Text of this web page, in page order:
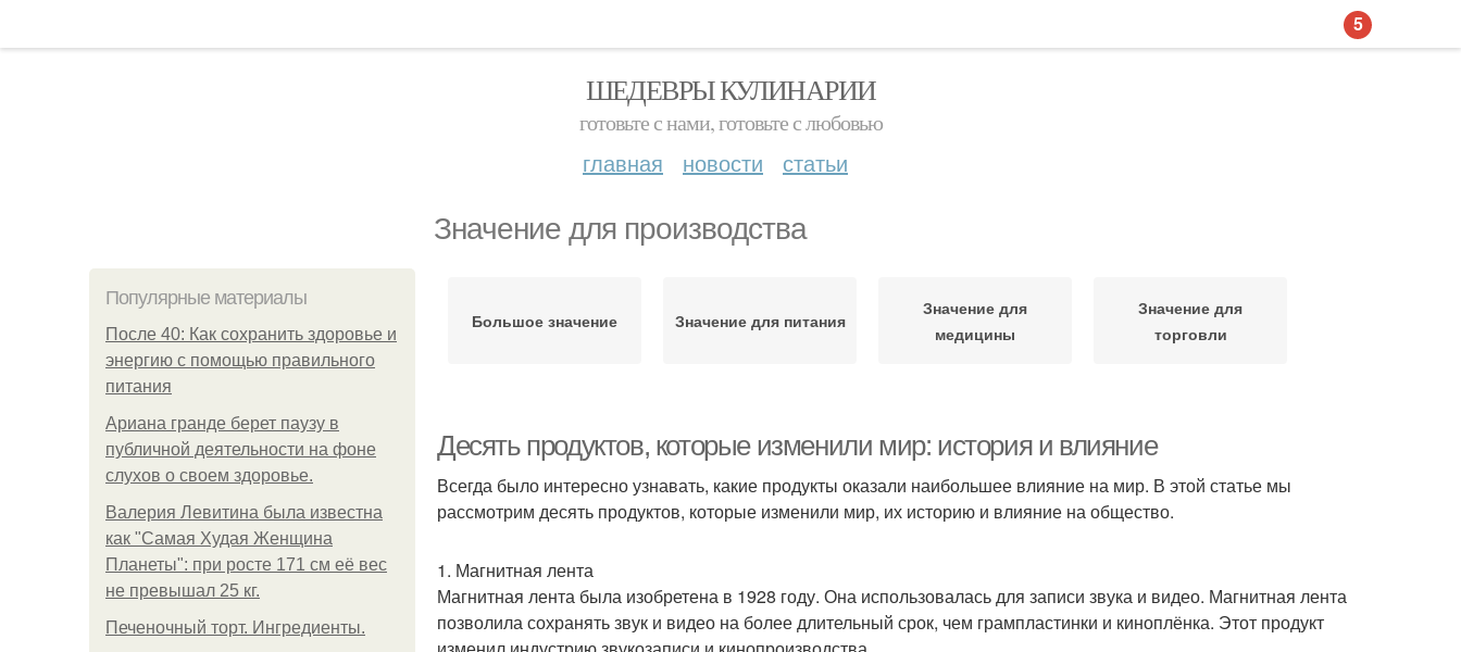
ШЕДЕВРЫ КУЛИНАРИИ
готовьте с нами, готовьте с любовью
главная новости статьи
Значение для производства
Популярные материалы
После 40: Как сохранить здоровье и
энергию с помощью правильного
питания
Ариана гранде берет паузу в
публичной деятельности на фоне
слухов о своем здоровье.
Валерия Левитина была известна
как "Самая Худая Женщина
Планеты": при росте 171 см её вес
не превышал 25 кг.
Печеночный торт. Ингредиенты.
Большое значение Значение для питания
Значение для
медицины
Значение для
торговли
Десять продуктов, которые изменили мир: история и влияние
Всегда было интересно узнавать, какие продукты оказали наибольшее влияние на мир. В этой статье мы
рассмотрим десять продуктов, которые изменили мир, их историю и влияние на общество.
1. Магнитная лента
Магнитная лента была изобретена в 1928 году. Она использовалась для записи звука и видео. Магнитная лента
позволила сохранять звук и видео на более длительный срок, чем грампластинки и киноплёнка. Этот продукт
5